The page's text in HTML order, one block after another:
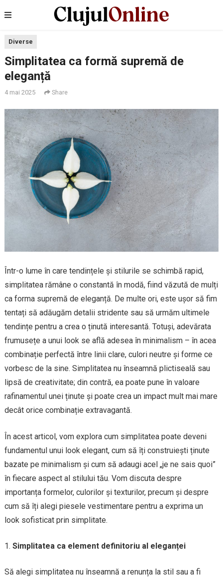
Diverse
Simplitatea ca formă supremă de
eleganță
4 mai 2025 Share
Într-o lume în care tendințele și stilurile se schimbă rapid,
simplitatea rămâne o constantă în modă, fiind văzută de mulți
ca forma supremă de eleganță. De multe ori, este ușor să fim
tentați să adăugăm detalii stridente sau să urmăm ultimele
tendințe pentru a crea o ținută interesantă. Totuși, adevărata
frumusețe a unui look se află adesea în minimalism – în acea
combinație perfectă între linii clare, culori neutre și forme ce
vorbesc de la sine. Simplitatea nu înseamnă plictiseală sau
lipsă de creativitate; din contră, ea poate pune în valoare
rafinamentul unei ținute și poate crea un impact mult mai mare
decât orice combinație extravagantă.
În acest articol, vom explora cum simplitatea poate deveni
fundamentul unui look elegant, cum să îți construiești ținute
bazate pe minimalism și cum să adaugi acel „je ne sais quoi”
în fiecare aspect al stilului tău. Vom discuta despre
importanța formelor, culorilor și texturilor, precum și despre
cum să îți alegi piesele vestimentare pentru a exprima un
look sofisticat prin simplitate.
Simplitatea ca element definitoriu al eleganței
Să alegi simplitatea nu înseamnă a renunța la stil sau a fi